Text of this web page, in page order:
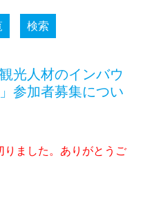
検索
光人材のインバウ
参加者募集につい
りました。ありがとうご